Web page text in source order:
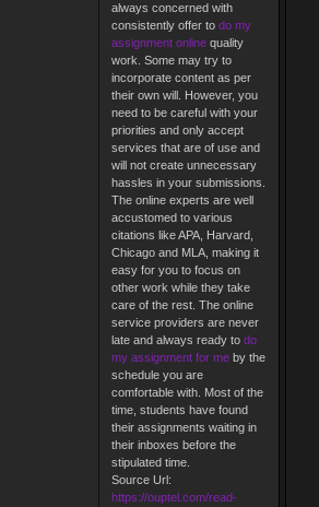
always concerned with
consistently offer to do my
assignment onlinequality
work. Some may try to
incorporate content as per
their own will. However, you
need to be careful with your
priorities and only accept
services that are of use and
will not create unnecessary
hassles in your submissions.
The online experts are well
accustomed to various
citations like APA, Harvard,
Chicago and MLA, making it
easy for you to focus on
other work while they take
care of the rest. The online
service providers are never
late and always ready to do
my assignment for meby the
schedule you are
comfortable with. Most of the
time, students have found
their assignments waiting in
their inboxes before the
stipulated time.
Source Url:
https://ouptel.com/read-